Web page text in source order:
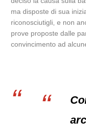
ma disposte di sua
riconosciutigli, e non
prove proposte dalle
convincimento ad